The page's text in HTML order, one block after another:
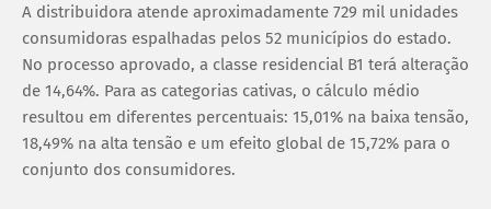
A distribuidora atende aproximadamente 729 mil unidades
consumidoras espalhadas pelos 52 municípios do estado.
No processo aprovado, a classe residencial B1 terá alteração
de 14,64%. Para as categorias cativas, o cálculo médio
resultou em diferentes percentuais: 15,01% na baixa tensão,
18,49% na alta tensão e um efeito global de 15,72% para o
conjunto dos consumidores.